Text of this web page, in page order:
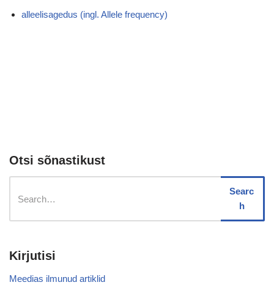
alleelisagedus (ingl. Allele frequency)
Otsi sõnastikust
Searc
h
Kirjutisi
Meedias ilmunud artiklid